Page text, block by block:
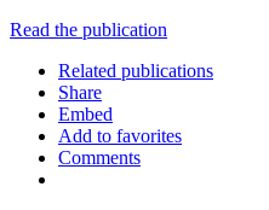
Read the publication
Related publications
Share
Embed
Add to favorites
Comments